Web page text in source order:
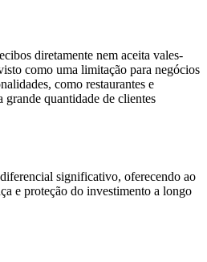
diretamente nem aceita vales-
como uma limitação para negócios
como restaurantes e
grande quantidade de clientes
significativo, oferecendo ao
e proteção do investimento a longo